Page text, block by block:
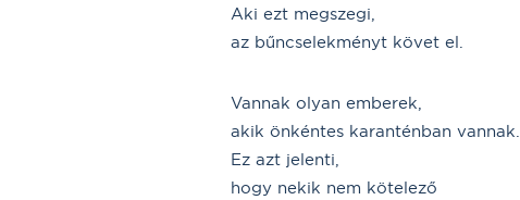
Aki ezt megszegi,
az bűncselekményt követ el.
Vannak olyan emberek,
akik önkéntes karanténban vannak.
Ez azt jelenti,
hogy nekik nem kötelező